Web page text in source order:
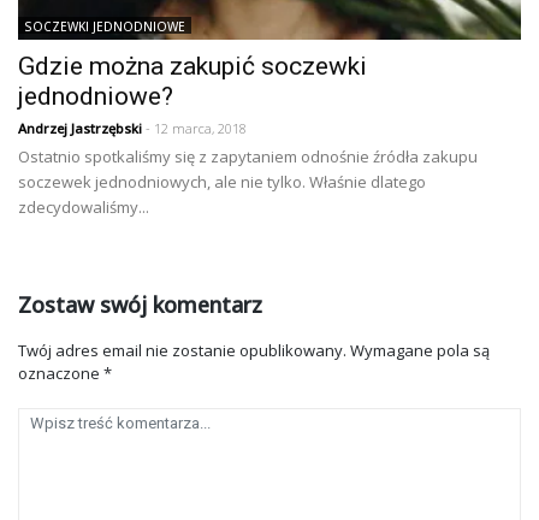
SOCZEWKI JEDNODNIOWE
Gdzie można zakupić soczewki
jednodniowe?
Andrzej Jastrzębski - 12 marca, 2018
Ostatnio spotkaliśmy się z zapytaniem odnośnie źródła zakupu
soczewek jednodniowych, ale nie tylko. Właśnie dlatego
zdecydowaliśmy...
Zostaw swój komentarz
Twój adres email nie zostanie opublikowany. Wymagane pola są
oznaczone *